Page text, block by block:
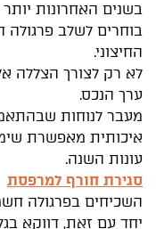
בשנים האחרונות יותר
בוחרים לשלב
החיצוני.
לא רק לצורך הצללה
ערך הנכס.
מעבר לנוחות
איכותית מאפשרת
עונות השנה.
סגירת חורף למרפסת
השכיחים בפרגולה
יחד עם זאת, דווקא